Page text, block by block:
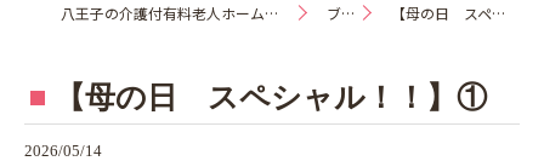
八王子の介護付有料老人ホーム・アルジャンメゾン紅梅 ブログ 【母の日 スペシャル！！】①
【母の日 スペシャル！！】①
2026/05/14